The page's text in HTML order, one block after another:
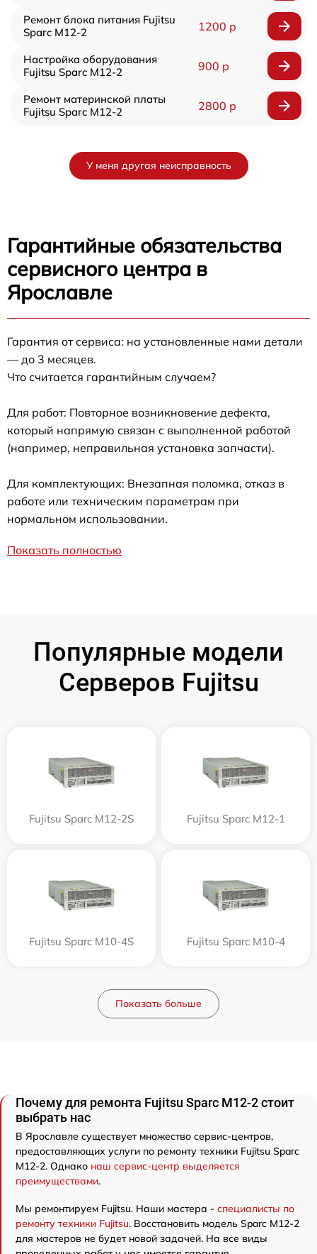
Ремонт блока питания Fujitsu
Sparc M12-2
1200 р
Настройка оборудования
Fujitsu Sparc M12-2
900 р
Ремонт материнской платы
Fujitsu Sparc M12-2
2800 р
У меня другая неисправность
Гарантийные обязательства
сервисного центра в
Ярославле
Гарантия от сервиса: на установленные нами детали
— до 3 месяцев.
Что считается гарантийным случаем?
Для работ: Повторное возникновение дефекта,
который напрямую связан с выполненной работой
(например, неправильная установка запчасти).
Для комплектующих: Внезапная поломка, отказ в
работе или техническим параметрам при
нормальном использовании.
Показать полностью
Популярные модели
Серверов Fujitsu
Fujitsu Sparc M12-2S Fujitsu Sparc M12-1
Fujitsu Sparc M10-4S Fujitsu Sparc M10-4
Показать больше
Почему для ремонта Fujitsu Sparc M12-2 стоит
выбрать нас
В Ярославле существует множество сервис-центров,
предоставляющих услуги по ремонту техники Fujitsu Sparc
M12-2. Однако наш сервис-центр выделяется
преимуществами.
Мы ремонтируем Fujitsu. Наши мастера - специалисты по
ремонту техники Fujitsu. Восстановить модель Sparc M12-2
для мастеров не будет новой задачей. На все виды